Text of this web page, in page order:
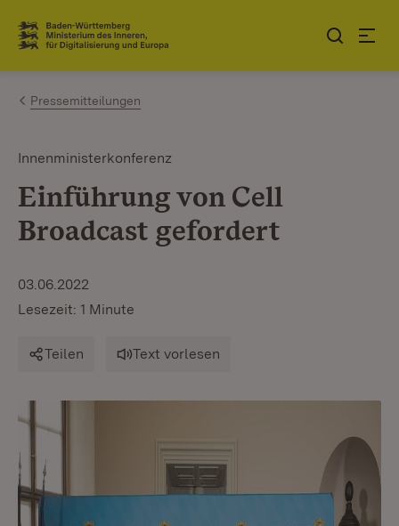
Zum Inhalt springen
Link zur Startseite
Pressemitteilungen
Innenministerkonferenz
Einführung von Cell
Broadcast gefordert
03.06.2022
Lesezeit: 1 Minute
Teilen Text vorlesen